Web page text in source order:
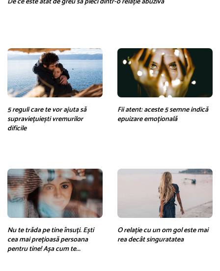
5 reguli care te vor ajuta să
supraviețuiești vremurilor
dificile
Fii atent: aceste 5 semne indică
epuizare emoțională
Nu te trăda pe tine însuți. Ești
cea mai prețioasă persoana
pentru tine! Așa cum te...
O relație cu un om gol este mai
rea decât singuratatea